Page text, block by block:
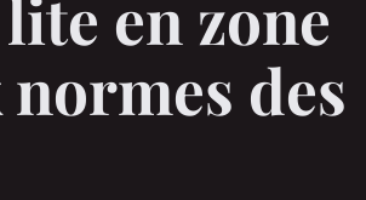
en zone
des